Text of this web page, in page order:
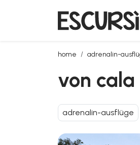
home adrenalin-
von cala gonone:
von
adrenalin-ausflüge